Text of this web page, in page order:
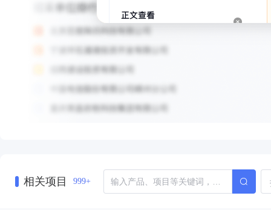
相关项目 999+